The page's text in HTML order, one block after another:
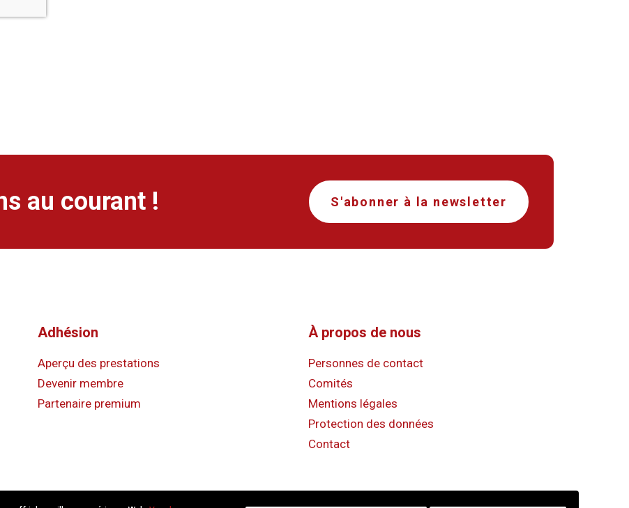
au courant ! S'abonner à la newsletter
Adhésion
Aperçu des prestations
Devenir membre
Partenaire premium
À propos de nous
Personnes de contact
Comités
Mentions légales
Protection des données
Contact